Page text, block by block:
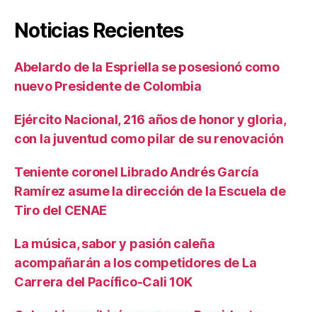
Noticias Recientes
Abelardo de la Espriella se posesionó como
nuevo Presidente de Colombia
Ejército Nacional, 216 años de honor y gloria,
con la juventud como pilar de su renovación
Teniente coronel Librado Andrés García
Ramírez asume la dirección de la Escuela de
Tiro del CENAE
La música, sabor y pasión caleña
acompañarán a los competidores de La
Carrera del Pacífico-Cali 10K